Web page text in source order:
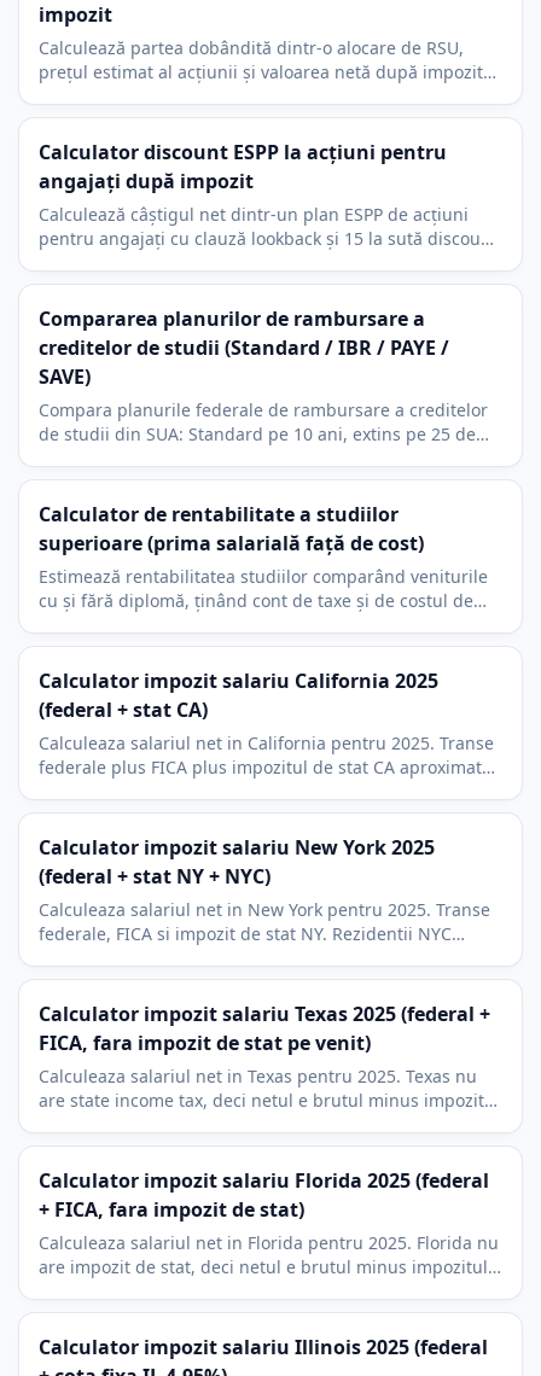
impozit
Calculează partea dobândită dintr-o alocare de RSU,
prețul estimat al acțiunii și valoarea netă după impozitul
Calculator discount ESPP la acțiuni pentru
angajați după impozit
Calculează câștigul net dintr-un plan ESPP de acțiuni
pentru angajați cu clauză lookback și 15 la sută discount.
Compararea planurilor de rambursare a
creditelor de studii (Standard / IBR / PAYE /
SAVE)
Compara planurile federale de rambursare a creditelor
de studii din SUA: Standard pe 10 ani, extins pe 25 de
Calculator de rentabilitate a studiilor
superioare (prima salarială față de cost)
Estimează rentabilitatea studiilor comparând veniturile
cu și fără diplomă, ținând cont de taxe și de costul de
Calculator impozit salariu California 2025
(federal + stat CA)
Calculeaza salariul net in California pentru 2025. Transe
federale plus FICA plus impozitul de stat CA aproximat
Calculator impozit salariu New York 2025
(federal + stat NY + NYC)
Calculeaza salariul net in New York pentru 2025. Transe
federale, FICA si impozit de stat NY. Rezidentii NYC
Calculator impozit salariu Texas 2025 (federal +
FICA, fara impozit de stat pe venit)
Calculeaza salariul net in Texas pentru 2025. Texas nu
are state income tax, deci netul e brutul minus impozit
Calculator impozit salariu Florida 2025 (federal
+ FICA, fara impozit de stat)
Calculeaza salariul net in Florida pentru 2025. Florida nu
are impozit de stat, deci netul e brutul minus impozitul
Calculator impozit salariu Illinois 2025 (federal